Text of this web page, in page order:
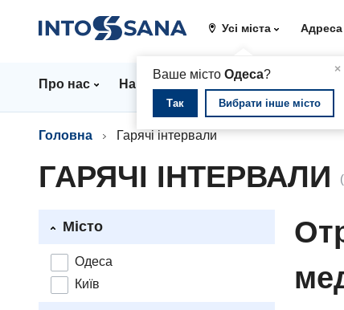
Усі міста
×
Ваше місто Одеса?
Так Вибрати інше місто
Адреса
Про нас Напрямки Стаціонар
Головна Гарячі інтервали
ГАРЯЧІ ІНТЕРВАЛИ
Місто
Одеса
Київ